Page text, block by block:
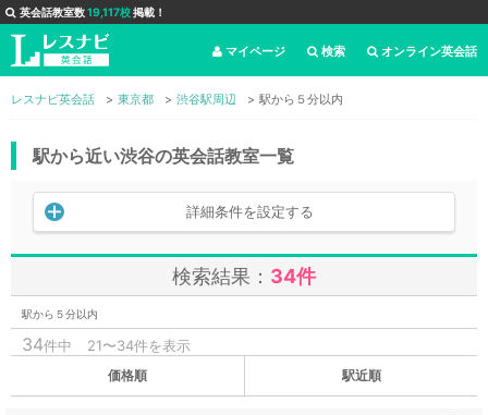
英会話教室数19,117校掲載！
オンライン英会話
検索
マイページ
レスナビ英会話 東京都 渋谷駅周辺 駅から５分以内
駅から近い渋谷の英会話教室一覧
詳細条件を設定する
検索結果： 34件
駅から５分以内
34件中 21〜34件を表示
価格順 駅近順